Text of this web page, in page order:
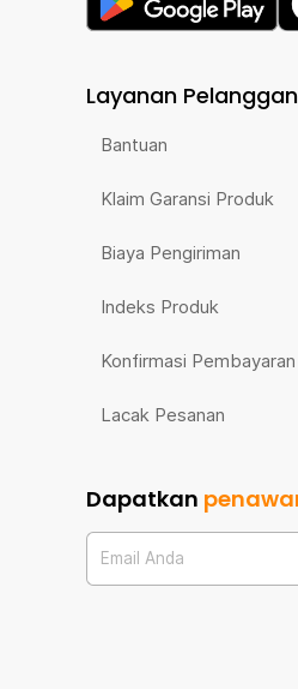
Layanan Pelanggan
Bantuan
Klaim Garansi Produk
Biaya Pengiriman
Indeks Produk
Konfirmasi Pembayaran
Lacak Pesanan
Dapatkan
Email Anda